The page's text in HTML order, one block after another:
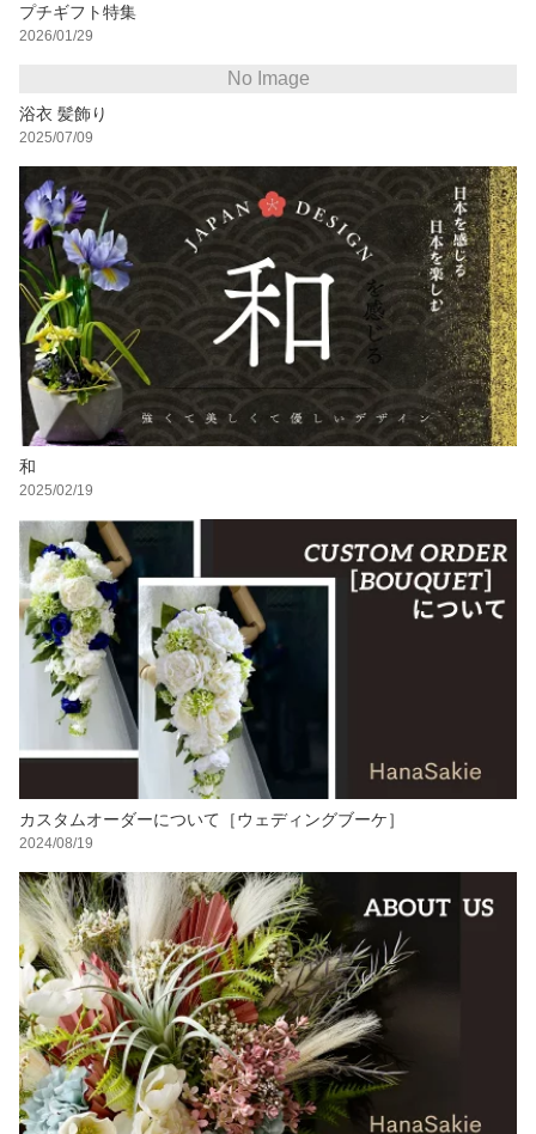
プチギフト特集
2026/01/29
No Image
浴衣 髪飾り
2025/07/09
和
2025/02/19
カスタムオーダーについて［ウェディングブーケ］
2024/08/19